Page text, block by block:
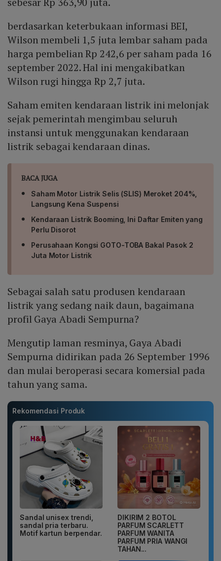
berdasarkan keterbukaan informasi BEI,
Wilson membeli 1,5 juta lembar saham pada
harga pembelian Rp 242,6 per saham pada 16
september 2022. Hal ini mengakibatkan
Wilson rugi hingga Rp 2,7 juta.
Saham emiten kendaraan listrik ini melonjak
sejak pemerintah mengimbau seluruh
instansi untuk menggunakan kendaraan
listrik sebagai kendaraan dinas.
BACA JUGA
Saham Motor Listrik Selis (SLIS) Meroket 204%,
Langsung Kena Suspensi
Kendaraan Listrik Booming, Ini Daftar Emiten yang
Perlu Disorot
Perusahaan Kongsi GOTO-TOBA Bakal Pasok 2
Juta Motor Listrik
Sebagai salah satu produsen kendaraan
listrik yang sedang naik daun, bagaimana
profil Gaya Abadi Sempurna?
Mengutip laman resminya, Gaya Abadi
Sempurna didirikan pada 26 September 1996
dan mulai beroperasi secara komersial pada
tahun yang sama.
Rekomendasi Produk
Sandal unisex trendi,
sandal pria terbaru.
Motif kartun berpendar.
DIKIRIM 2 BOTOL
PARFUM SCARLETT
PARFUM WANITA
PARFUM PRIA WANGI
TAHAN...